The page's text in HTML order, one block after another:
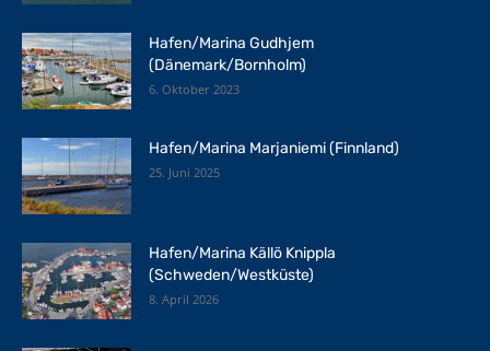
Hafen/Marina Gudhjem
(Dänemark/Bornholm)
6. Oktober 2023
Hafen/Marina Marjaniemi (Finnland)
25. Juni 2025
Hafen/Marina Källö Knippla
(Schweden/Westküste)
8. April 2026